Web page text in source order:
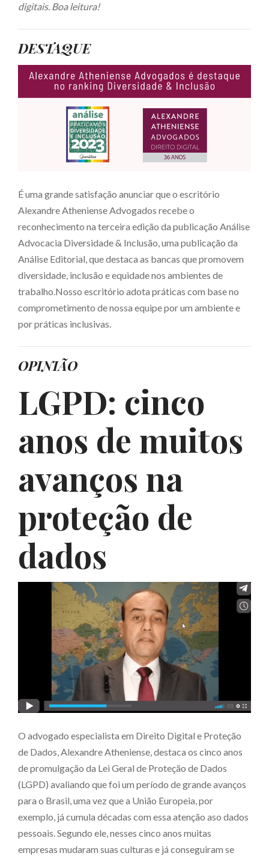
digitais. Boa leitura!
DESTAQUE
É uma grande satisfação anunciar que o escritório
Alexandre Atheniense Advogados recebe o
reconhecimento na terceira edição da publicação Análise
Advocacia Diversidade & Inclusão, uma publicação da
Análise Editorial, que destaca as bancas que promovem
diversidade, inclusão e equidade nos ambientes de
trabalho.Nosso escritório adota práticas com base no
comprometimento de nossa equipe por um ambiente e
por práticas inclusivas.
OPINIÃO
LGPD: cinco
anos de muitos
avanços na
proteção de
dados
O advogado especialista em Direito Digital e Proteção
de Dados, Alexandre Atheniense, destaca os cinco anos
de promulgação da Lei Geral de Proteção de Dados
(LGPD) avaliando que foi um período de grande avanços
para o Brasil, uma vez que a União Europeia, por
exemplo, já cumula décadas com essa atenção aso dados
pessoais. Segundo ele, nesses cinco anos muitas
empresas mudaram suas culturas e já conseguiram se